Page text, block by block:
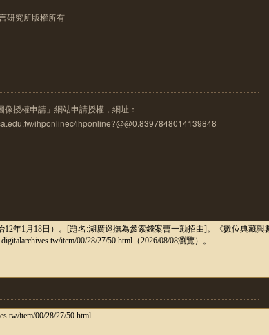
研究所版權所有
授權申請」網站申請授權，網址：
ihponlinec/ihponline?@@0.8397848014139848